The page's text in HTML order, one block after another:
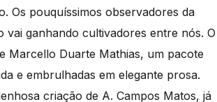
Os pouquíssimos observadores da
vai ganhando cultivadores entre nós. O
Marcello Duarte Mathias, um pacote
e embrulhadas em elegante prosa.
criação de A. Campos Matos, já